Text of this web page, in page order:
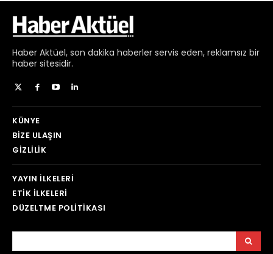
Haber Aktüel, son dakika haberler servis eden, reklamsız bir
haber sitesidir.
KÜNYE
BIZE ULAŞIN
GIZLILIK
YAYIN İLKELERI
ETIK İLKELERI
DÜZELTME POLITIKASI